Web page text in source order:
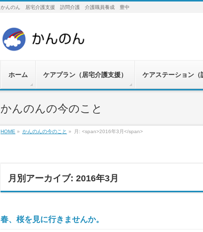
かんのん 居宅介護支援 訪問介護 介護職員養成 豊中
ホーム ケアプラン（居宅介護支援） ケアステーション（
かんのんの今のこと
HOME » かんのんの今のこと » 月: <span>2016年3月</span>
月別アーカイブ: 2016年3月
春、桜を見に行きませんか。